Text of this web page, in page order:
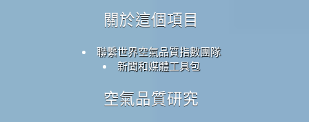
關於這個項目
聯繫世界空氣品質指數團隊
新聞和媒體工具包
空氣品質研究